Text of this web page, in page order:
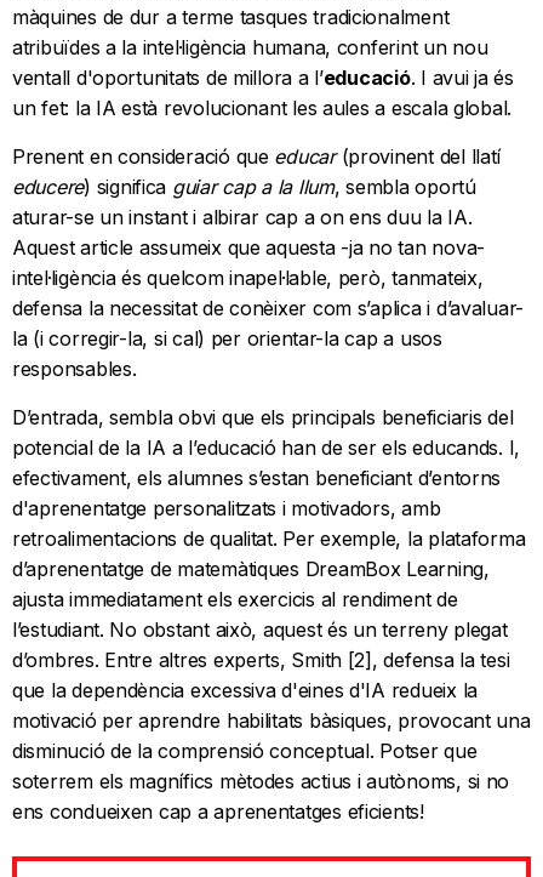
màquines de dur a terme tasques tradicionalment
atribuïdes a la intel·ligència humana, conferint un nou
ventall d'oportunitats de millora a l’educació. I avui ja és
un fet: la IA està revolucionant les aules a escala global.
Prenent en consideració que educar(provinent del llatí
educere) significa guiar cap a la llum, sembla oportú
aturar-se un instant i albirar cap a on ens duu la IA.
Aquest article assumeix que aquesta -ja no tan nova-
intel·ligència és quelcom inapel·lable, però, tanmateix,
defensa la necessitat de conèixer com s’aplica i d’avaluar-
la (i corregir-la, si cal) per orientar-la cap a usos
responsables.
D’entrada, sembla obvi que els principals beneficiaris del
potencial de la IA a l’educació han de ser els educands. I,
efectivament, els alumnes s’estan beneficiant d’entorns
d'aprenentatge personalitzats i motivadors, amb
retroalimentacions de qualitat. Per exemple, la plataforma
d’aprenentatge de matemàtiques DreamBox Learning,
ajusta immediatament els exercicis al rendiment de
l’estudiant. No obstant això, aquest és un terreny plegat
d’ombres. Entre altres experts, Smith [2], defensa la tesi
que la dependència excessiva d'eines d'IA redueix la
motivació per aprendre habilitats bàsiques, provocant una
disminució de la comprensió conceptual. Potser que
soterrem els magnífics mètodes actius i autònoms, si no
ens condueixen cap a aprenentatges eficients!